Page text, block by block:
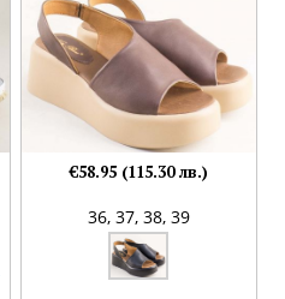
36, 37, 38, 39
€58.95 (115.30 лв.)